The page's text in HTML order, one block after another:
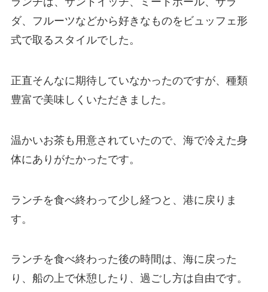
ダ、フルーツなどから好きなものをビュッフェ形
式で取るスタイルでした。
正直そんなに期待していなかったのですが、種類
豊富で美味しくいただきました。
温かいお茶も用意されていたので、海で冷えた身
体にありがたかったです。
ランチを食べ終わって少し経つと、港に戻りま
す。
ランチを食べ終わった後の時間は、海に戻った
り、船の上で休憩したり、過ごし方は自由です。